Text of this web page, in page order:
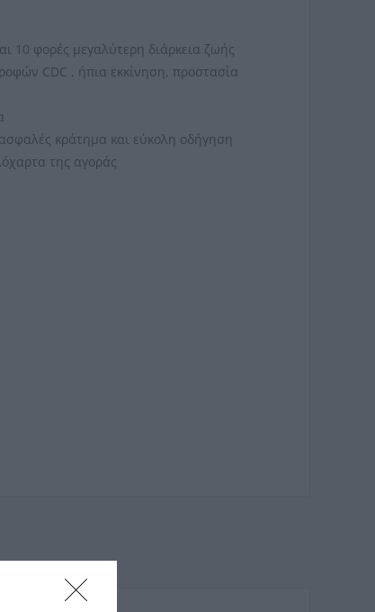
10 φορές μεγαλύτερη διάρκεια ζωής
CDC , ήπια εκκίνηση, προστασία
κράτημα και εύκολη οδήγηση
της αγοράς